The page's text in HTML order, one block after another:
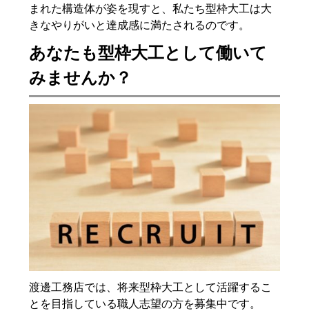
まれた構造体が姿を現すと、私たち型枠大工は大
きなやりがいと達成感に満たされるのです。
あなたも型枠大工として働いて
みませんか？
渡邊工務店では、将来型枠大工として活躍するこ
とを目指している職人志望の方を募集中です。